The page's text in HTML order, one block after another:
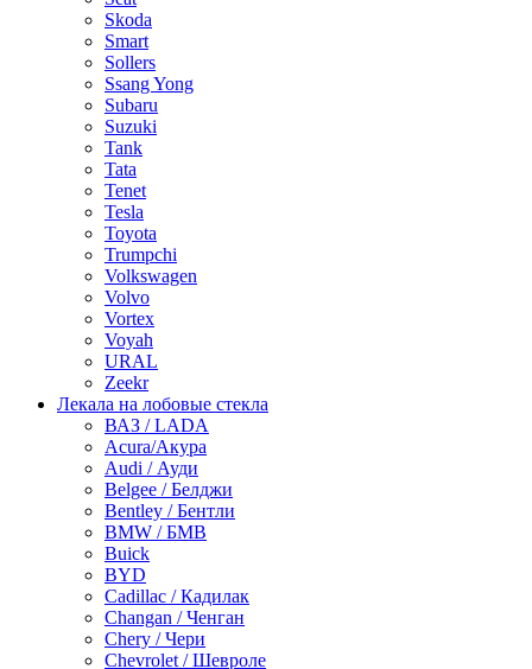
Skoda
Smart
Sollers
Ssang Yong
Subaru
Suzuki
Tank
Tata
Tenet
Tesla
Toyota
Trumpchi
Volkswagen
Volvo
Vortex
Voyah
URAL
Zeekr
Лекала на лобовые стекла
ВАЗ / LADA
Acura/Акура
Audi / Ауди
Belgee / Белджи
Bentley / Бентли
BMW / БМВ
Buick
BYD
Cadillac / Кадилак
Changan / Ченган
Chery / Чери
Chevrolet / Шевроле